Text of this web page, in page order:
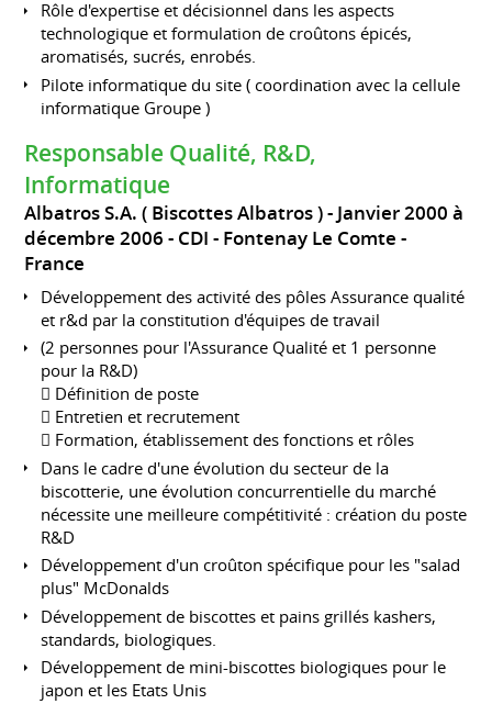
Rôle d'expertise et décisionnel dans les aspects
technologique et formulation de croûtons épicés,
aromatisés, sucrés, enrobés.
Pilote informatique du site ( coordination avec la cellule
informatique Groupe )
Responsable Qualité, R&D,
Informatique
Albatros S.A. ( Biscottes Albatros )
Janvier 2000 à
décembre 2006 CDI
Fontenay Le Comte
France
Développement des activité des pôles Assurance qualité
et r&d par la constitution d'équipes de travail
(2 personnes pour l'Assurance Qualité et 1 personne
pour la R&D)
 Définition de poste
 Entretien et recrutement
 Formation, établissement des fonctions et rôles
Dans le cadre d'une évolution du secteur de la
biscotterie, une évolution concurrentielle du marché
nécessite une meilleure compétitivité : création du poste
R&D
Développement d'un croûton spécifique pour les "salad
plus" McDonalds
Développement de biscottes et pains grillés kashers,
standards, biologiques.
Développement de mini-biscottes biologiques pour le
japon et les Etats Unis